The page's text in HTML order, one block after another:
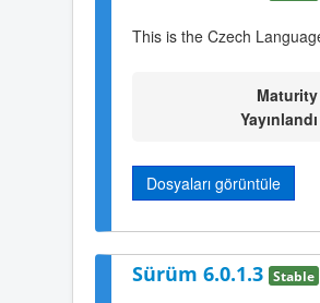
This is the Czech
Maturity
Yayınlandı
Dosyaları görüntüle
Sürüm 6.0.1.3 Stable